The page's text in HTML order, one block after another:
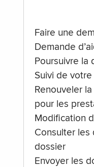
Faire une
Demande
Poursuivre la
Suivi de
Renouveler
pour les
Modification
Consulter les
dossier
Envoyer les